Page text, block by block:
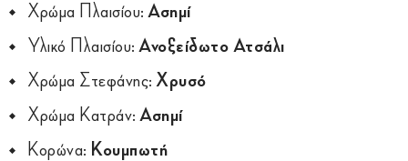
Χρώμα Πλαισίου: Ασημί
Υλικό Πλαισίου: Ανοξείδωτο Ατσάλι
Χρώμα Στεφάνης: Χρυσό
Χρώμα Κατράν: Ασημί
Κορώνα: Κουμπωτή